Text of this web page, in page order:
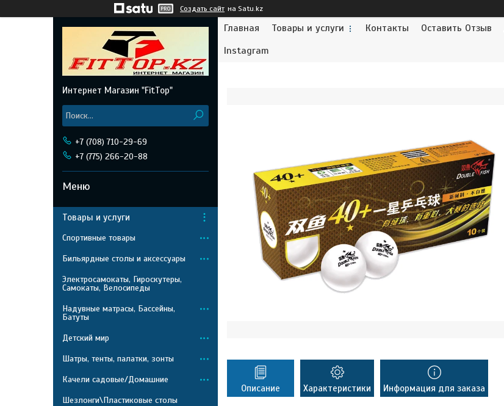
Создать сайт на Satu.kz
Главная Товары и услуги Контакты Оставить Отзыв
Instagram
Описание Характеристики Информация для заказа
Интернет Магазин "FitTop"
+7 (708) 710-29-69
+7 (775) 266-20-88
Товары и услуги
Спортивные товары
Бильярдные столы и аксессуары
Электросамокаты, Гироскутеры,
Самокаты, Велосипеды
Надувные матрасы, Бассейны,
Батуты
Детский мир
Шатры, тенты, палатки, зонты
Качели садовые/Домашние
Шезлонги\Пластиковые столы